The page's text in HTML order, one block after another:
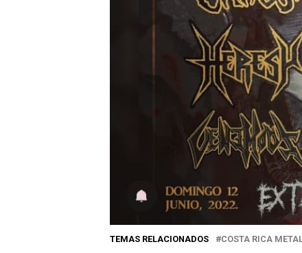
TEMAS RELACIONADOS COSTA RICA